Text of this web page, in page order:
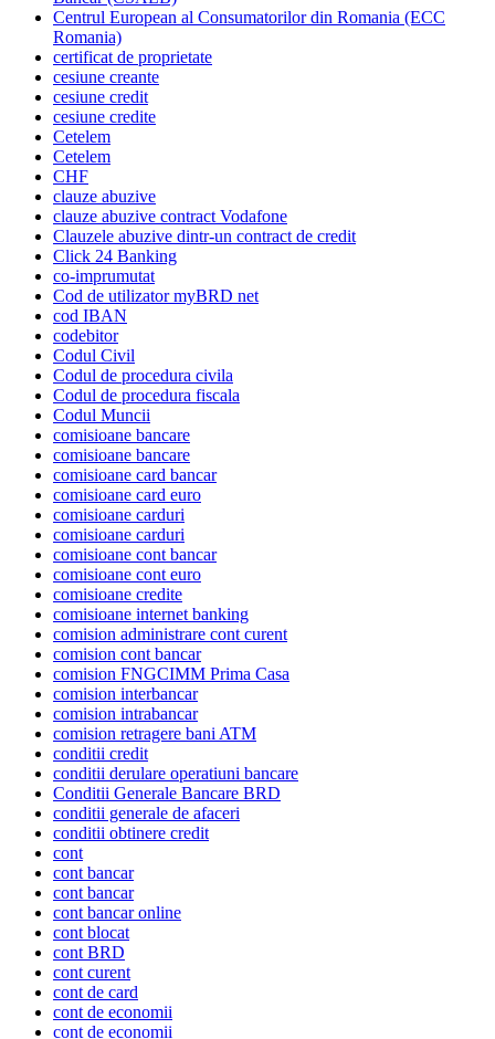
Centrul European al Consumatorilor din Romania (ECC
Romania)
certificat de proprietate
cesiune creante
cesiune credit
cesiune credite
Cetelem
Cetelem
CHF
clauze abuzive
clauze abuzive contract Vodafone
Clauzele abuzive dintr-un contract de credit
Click 24 Banking
co-imprumutat
Cod de utilizator myBRD net
cod IBAN
codebitor
Codul Civil
Codul de procedura civila
Codul de procedura fiscala
Codul Muncii
comisioane bancare
comisioane bancare
comisioane card bancar
comisioane card euro
comisioane carduri
comisioane carduri
comisioane cont bancar
comisioane cont euro
comisioane credite
comisioane internet banking
comision administrare cont curent
comision cont bancar
comision FNGCIMM Prima Casa
comision interbancar
comision intrabancar
comision retragere bani ATM
conditii credit
conditii derulare operatiuni bancare
Conditii Generale Bancare BRD
conditii generale de afaceri
conditii obtinere credit
cont
cont bancar
cont bancar
cont bancar online
cont blocat
cont BRD
cont curent
cont de card
cont de economii
cont de economii